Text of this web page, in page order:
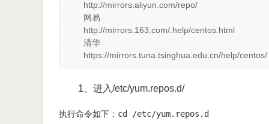
http://mirrors.aliyun.com/repo/
网易
http://mirrors.163.com/.help/centos.html
清华
https://mirrors.tuna.tsinghua.edu.cn/help/centos/
1、进入/etc/yum.repos.d/
执行命令如下：cd /etc/yum.repos.d